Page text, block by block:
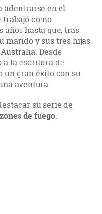
adentrarse en el
trabajó como
hasta que, tras
marido y sus tres hijas
Desde
a la escritura de
un gran éxito con su
aventura.
su serie de
de fuego.